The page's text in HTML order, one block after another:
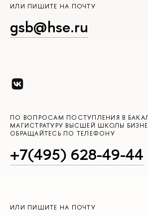
ИЛИ ПИШИТЕ НА ПОЧТУ
gsb@hse.ru
ПО ВОПРОСАМ ПОСТУПЛЕНИЯ В
МАГИСТРАТУРУ ВЫСШЕЙ ШКОЛЫ
ОБРАЩАЙТЕСЬ ПО ТЕЛЕФОНУ
+7(495) 628-49-44
ИЛИ ПИШИТЕ НА ПОЧТУ